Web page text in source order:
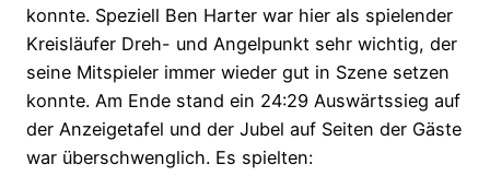
konnte. Speziell Ben Harter war hier als spielender
Kreisläufer Dreh- und Angelpunkt sehr wichtig, der
seine Mitspieler immer wieder gut in Szene setzen
konnte. Am Ende stand ein 24:29 Auswärtssieg auf
der Anzeigetafel und der Jubel auf Seiten der Gäste
war überschwenglich. Es spielten: